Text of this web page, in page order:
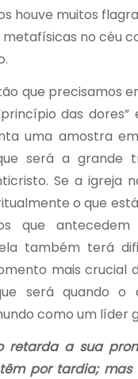
houve muitos
no céu
que precisamos
das dores”
uma amostra
será a grande
Se a igreja
o que
que
também terá
mais crucial
será quando o
como um líder
retarda a sua
por tardia; mas